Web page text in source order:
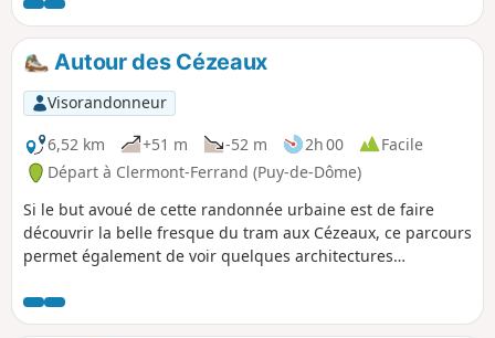
Autour des Cézeaux
Visorandonneur
6,52 km
+51 m -52 m 2h 00
Facile
Départ à Clermont-Ferrand (Puy-de-Dôme)
Si le but avoué de cette randonnée urbaine est de faire
découvrir la belle fresque du tram aux Cézeaux, ce parcours
permet également de voir quelques architectures
l'Artière, de traverser quelques parcs et de de passer près
d'un ancien site de caves vigneronnes.